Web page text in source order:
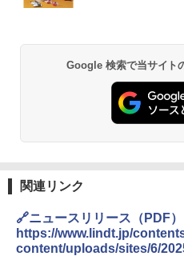
Google 検索で当サイト
関連リンク
🔗ニュースリリース（PDF）
https://www.lindt.jp/
content/uploads/sites/6/